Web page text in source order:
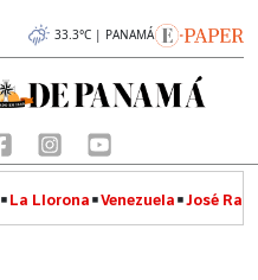
33.3°C | PANAMÁ
La Llorona Venezuela José